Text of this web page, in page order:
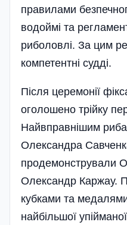
правилами
водоймі та
риболовлі. За цим
компетентні судді.
Після церемонії
оголошено трійку
Найвправнішим
Олександра
продемонстрували
Олександр Каржау.
кубками та
найбільшої